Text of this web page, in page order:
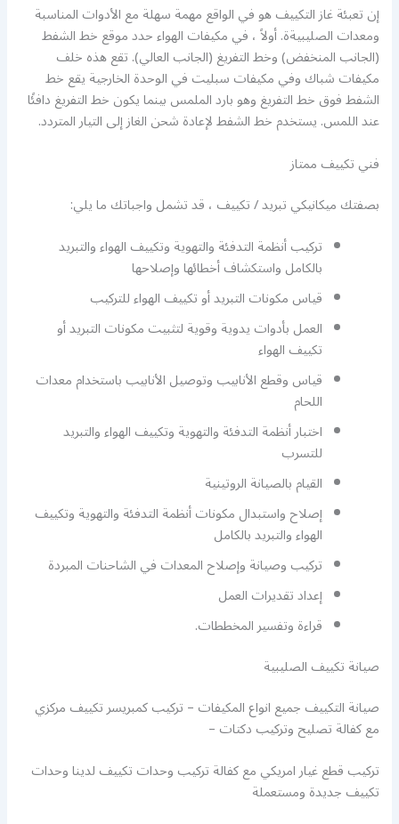
إن تعبئة غاز التكييف هو في الواقع مهمة سهلة مع الأدوات المناسبة
ومعدات الصليبيةة. أولاً ، في مكيفات الهواء حدد موقع خط الشفط
(الجانب المنخفض) وخط التفريغ (الجانب العالي). تقع هذه خلف
مكيفات شباك وفي مكيفات سبليت في الوحدة الخارجية يقع خط
الشفط فوق خط التفريغ وهو بارد الملمس بينما يكون خط التفريغ دافئًا
عند اللمس. يستخدم خط الشفط لإعادة شحن الغاز إلى التيار المتردد.
فني تكييف ممتاز
بصفتك ميكانيكي تبريد / تكييف ، قد تشمل واجباتك ما يلي:
تركيب أنظمة التدفئة والتهوية وتكييف الهواء والتبريد
بالكامل واستكشاف أخطائها وإصلاحها
قياس مكونات التبريد أو تكييف الهواء للتركيب
العمل بأدوات يدوية وقوية لتثبيت مكونات التبريد أو
تكييف الهواء
قياس وقطع الأنابيب وتوصيل الأنابيب باستخدام معدات
اللحام
اختبار أنظمة التدفئة والتهوية وتكييف الهواء والتبريد
للتسرب
القيام بالصيانة الروتينية
إصلاح واستبدال مكونات أنظمة التدفئة والتهوية وتكييف
الهواء والتبريد بالكامل
تركيب وصيانة وإصلاح المعدات في الشاحنات المبردة
إعداد تقديرات العمل
قراءة وتفسير المخططات.
صيانة تكييف الصليبية
صيانة التكييف جميع انواع المكيفات – تركيب كمبريسر تكييف مركزي
مع كفالة تصليح وتركيب دكتات –
تركيب قطع غيار امريكي مع كفالة تركيب وحدات تكييف لدينا وحدات
تكييف جديدة ومستعملة